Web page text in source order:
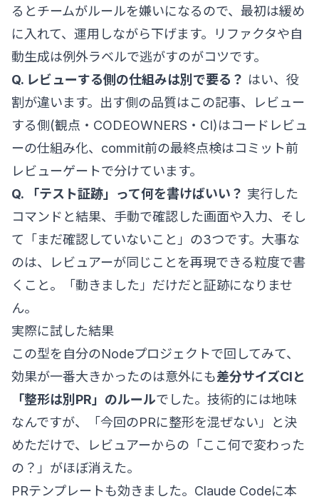
るとチームがルールを嫌いになるので、最初は緩め
に入れて、運用しながら下げます。リファクタや自
動生成は例外ラベルで逃がすのがコツです。
Q. レビューする側の仕組みは別で要る？ はい、役
割が違います。出す側の品質はこの記事、レビュー
する側(観点・CODEOWNERS・CI)はコードレビュ
ーの仕組み化、commit前の最終点検はコミット前
レビューゲートで分けています。
Q. 「テスト証跡」って何を書けばいい？ 実行した
コマンドと結果、手動で確認した画面や入力、そし
て「まだ確認していないこと」の3つです。大事な
のは、レビュアーが同じことを再現できる粒度で書
くこと。「動きました」だけだと証跡になりませ
ん。
実際に試した結果
この型を自分のNodeプロジェクトで回してみて、
効果が一番大きかったのは意外にも差分サイズCIと
「整形は別PR」のルールでした。技術的には地味
なんですが、「今回のPRに整形を混ぜない」と決
めただけで、レビュアーからの「ここ何で変わった
の？」がほぼ消えた。
PRテンプレートも効きました。Claude Codeに本